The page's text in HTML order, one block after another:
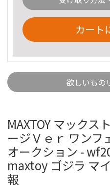
カート
欲しいもの
MAXTOY マックス
ージＶｅｒ ワンフ
オークション -
maxtoy ゴジラ マ
報